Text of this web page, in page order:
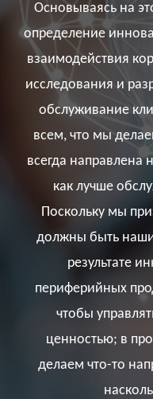
Основываясь на
определение
взаимодействия
исследования и
обслуживание
всем, что мы
всегда направлена
как лучше
Поскольку мы
должны быть
результате
периферийных
чтобы
ценностью; в
делаем что-то